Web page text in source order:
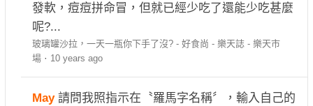
發軟，痘痘拼命冒，但就已經少吃了還能少吃甚麼
呢?...
玻璃罐沙拉，一天一瓶你下手了沒? - 好食尚 - 樂天誌 - 樂天市
場 · 10 years ago
May 請問我照指示在〝羅馬字名稱〞，輸入自己的